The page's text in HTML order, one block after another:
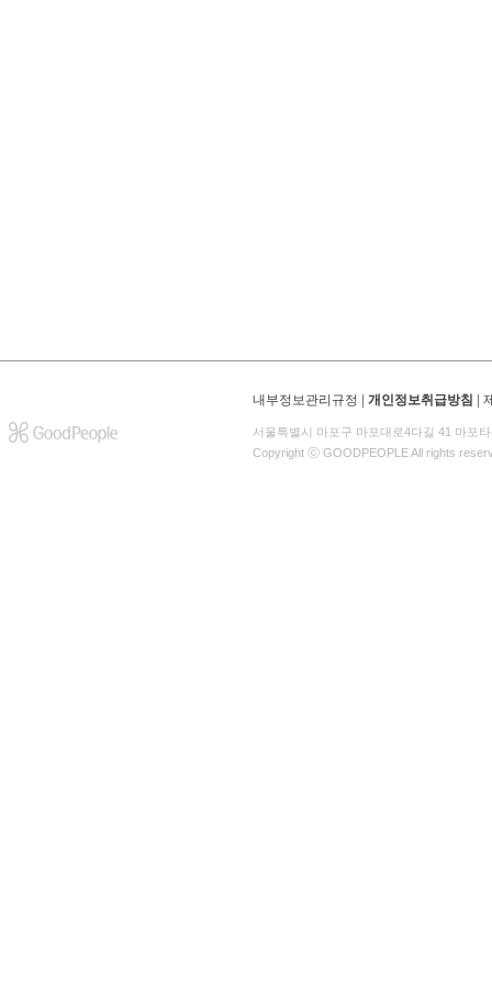
내부정보관리규정 개인정보취급방침
서울특별시 마포구 마포대로4다길 41 마포
Copyright ⓒ GOODPEOPLE All rights